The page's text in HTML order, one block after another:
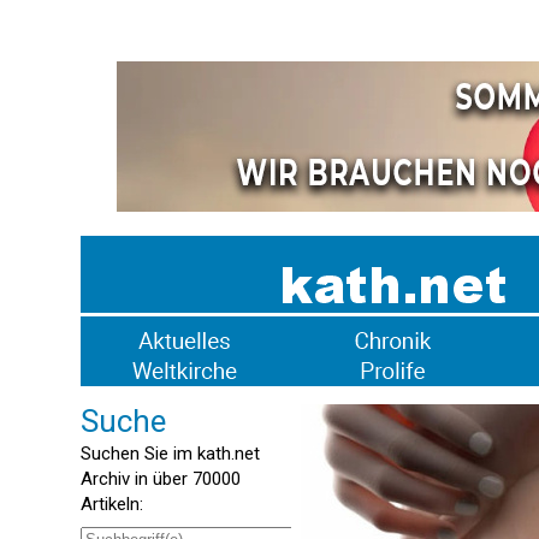
Suche
Suchen Sie im kath.net
Archiv in über 70000
Artikeln: